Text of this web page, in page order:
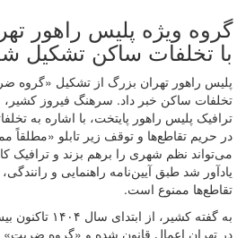
گروه ویژه پلیس راهور
با تخلفات ساکن تشکیل شد (۲۲ آذر
پلیس راهور تهران بزرگ از تشکیل «گروه
تخلفات ساکن خبر داد. سرهنگ فیروز کشیر،
ترافیک پلیس راهور پایتخت، با اشاره به
در حریم تقاطع‌ها و توقف زیر تابلو «مطلقاً
می‌تواند نظم شهری را برهم بزند و ترافیک
تقاطع‌ها ممنوع است.